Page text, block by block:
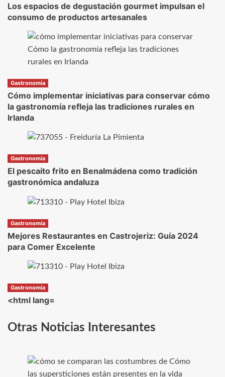
Los espacios de degustación gourmet impulsan el
consumo de productos artesanales
Gastronomía
Cómo implementar iniciativas para conservar cómo
la gastronomía refleja las tradiciones rurales en
Irlanda
Gastronomía
El pescaito frito en Benalmádena como tradición
gastronómica andaluza
Gastronomía
Mejores Restaurantes en Castrojeriz: Guía 2024
para Comer Excelente
Gastronomía
<html lang=
Otras Noticias Interesantes